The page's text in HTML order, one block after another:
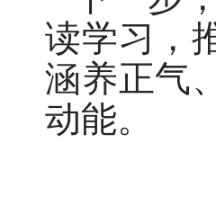
读学习，
涵养正气
动能。